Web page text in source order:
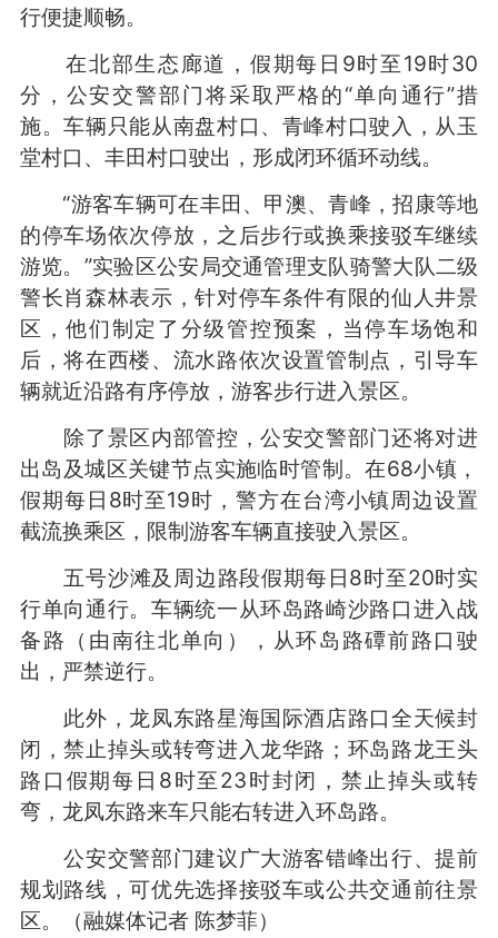
行便捷顺畅。
在北部生态廊道，假期每日9时至19时30
分，公安交警部门将采取严格的“单向通行”措
施。车辆只能从南盘村口、青峰村口驶入，从玉
堂村口、丰田村口驶出，形成闭环循环动线。
“游客车辆可在丰田、甲澳、青峰，招康等地
的停车场依次停放，之后步行或换乘接驳车继续
游览。”实验区公安局交通管理支队骑警大队二级
警长肖森林表示，针对停车条件有限的仙人井景
区，他们制定了分级管控预案，当停车场饱和
后，将在西楼、流水路依次设置管制点，引导车
辆就近沿路有序停放，游客步行进入景区。
除了景区内部管控，公安交警部门还将对进
出岛及城区关键节点实施临时管制。在68小镇，
假期每日8时至19时，警方在台湾小镇周边设置
截流换乘区，限制游客车辆直接驶入景区。
五号沙滩及周边路段假期每日8时至20时实
行单向通行。车辆统一从环岛路崎沙路口进入战
备路（由南往北单向），从环岛路磹前路口驶
出，严禁逆行。
此外，龙凤东路星海国际酒店路口全天候封
闭，禁止掉头或转弯进入龙华路；环岛路龙王头
路口假期每日8时至23时封闭，禁止掉头或转
弯，龙凤东路来车只能右转进入环岛路。
公安交警部门建议广大游客错峰出行、提前
规划路线，可优先选择接驳车或公共交通前往景
区。（融媒体记者 陈梦菲）